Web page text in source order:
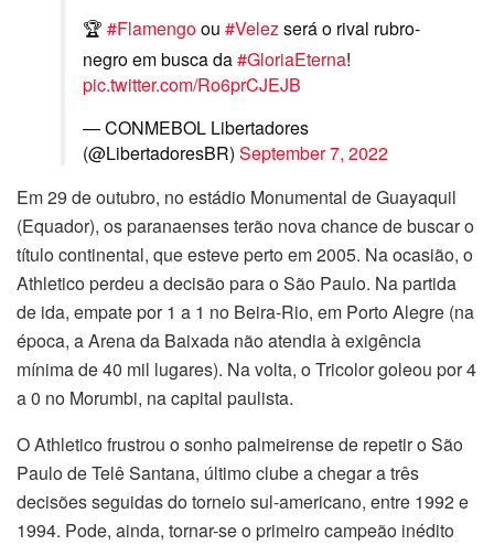
🏆 #Flamengoou #Velezserá o rival rubro-
negro em busca da#GloriaEterna!
pic.twitter.com/Ro6prCJEJB
— CONMEBOL Libertadores
(@LibertadoresBR) September 7, 2022
Em 29 de outubro, no estádio Monumental de Guayaquil
(Equador), os paranaenses terão nova chance de buscar o
título continental, que esteve perto em 2005. Na ocasião, o
Athletico perdeu a decisão para o São Paulo. Na partida
de ida, empate por 1 a 1 no Beira-Rio, em Porto Alegre (na
época, a Arena da Baixada não atendia à exigência
mínima de 40 mil lugares). Na volta, o Tricolor goleou por 4
a 0 no Morumbi, na capital paulista.
O Athletico frustrou o sonho palmeirense de repetir o São
Paulo de Telê Santana, último clube a chegar a três
decisões seguidas do torneio sul-americano, entre 1992 e
1994. Pode, ainda, tornar-se o primeiro campeão inédito